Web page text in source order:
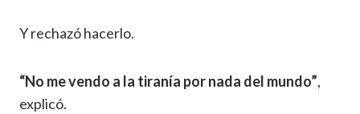
Y rechazó hacerlo.
“No me vendo a la tiranía por nada del mundo”,
explicó.